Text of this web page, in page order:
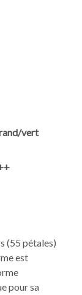
vert
(55 pétales)
est
pour sa